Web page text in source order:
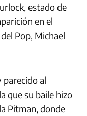
estado de
en el
Pop, Michael
al
que su baile hizo
Pitman, donde